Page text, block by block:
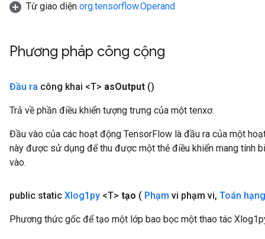
Từ giao diện org.tensorflow.Operand
Phương pháp công cộng
Đầu ra công khai <T> asOutput ()
Trả về phần điều khiển tượng trưng của một tenxơ.
Đầu vào của các hoạt động TensorFlow là đầu ra của một
này được sử dụng để thu được một thẻ điều khiển mang tính
vào.
public static Xlog1py <T> tạo ( Phạm vi phạm vi, Toán hạng
Phương thức gốc để tạo một lớp bao bọc một thao tác